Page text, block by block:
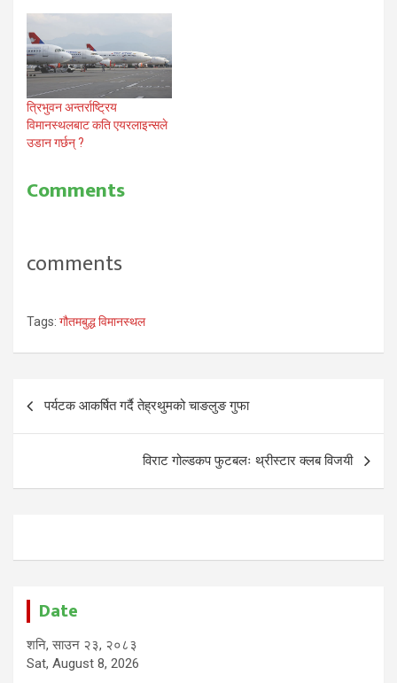
त्रिभुवन अन्तर्राष्ट्रिय
विमानस्थलबाट कति एयरलाइन्सले
उडान गर्छन् ?
Comments
comments
Tags: गौतमबुद्ध विमानस्थल
Post
navigation
पर्यटक आकर्षित गर्दै तेह्रथुमको चाङलुङ गुफा
विराट गोल्डकप फुटबलः थ्रीस्टार क्लब विजयी
Date
शनि, साउन २३, २०८३
Sat, August 8, 2026